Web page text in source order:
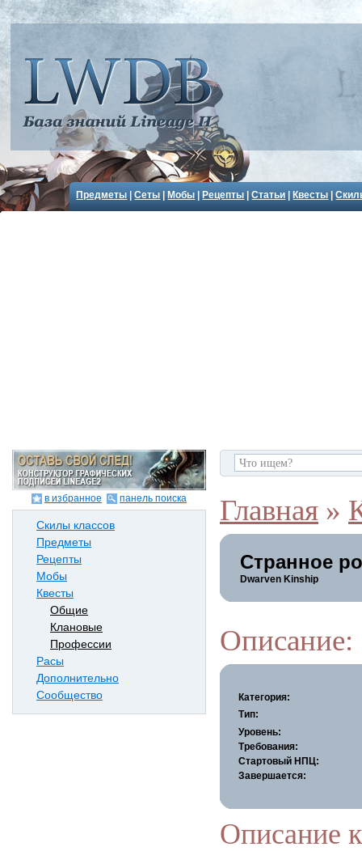
Предметы |Сеты Мобы Рецепты |Статьи Квесты |
в избранное панель поиска
Скилы классов
Предметы
Рецепты
Мобы
Квесты
Общие
Клановые
Профессии
Расы
Дополнительно
Сообщество
Главная »
Странное
Dwarven Kinship
Описание:
Категория:
Тип:
Уровень:
Требования:
Стартовый НПЦ:
Завершается:
Описание